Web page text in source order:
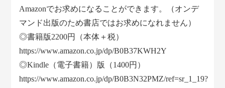
Amazonでお求めになることができます。（オンデ
マンド出版のため書店ではお求めになれません）
◎書籍版2200円（本体＋税）
https://www.amazon.co.jp/dp/B0B37KWH2Y
◎Kindle（電子書籍）版（1400円）
https://www.amazon.co.jp/dp/B0B3N32PMZ/ref=sr_1_19?